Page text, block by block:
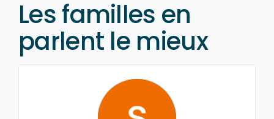
Les familles en
parlent le mieux